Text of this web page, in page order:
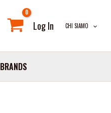
Log In CHI SIAMO
BRANDS